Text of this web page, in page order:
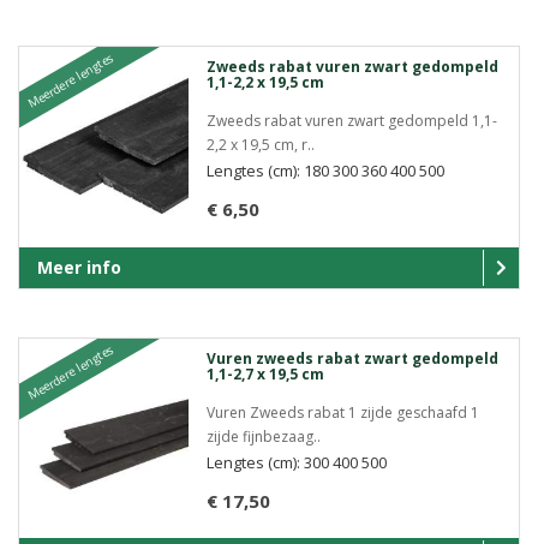
Meerdere lengtes Zweeds rabat vuren zwart gedompeld
1,1-2,2 x 19,5 cm
Zweeds rabat vuren zwart gedompeld 1,1-
2,2 x 19,5 cm, r..
€ 6,50
Lengtes (cm): 180 300 360 400 500
Meer info
Meerdere lengtes Vuren zweeds rabat zwart gedompeld
1,1-2,7 x 19,5 cm
Vuren Zweeds rabat 1 zijde geschaafd 1
zijde fijnbezaag..
€ 17,50
Lengtes (cm): 300 400 500